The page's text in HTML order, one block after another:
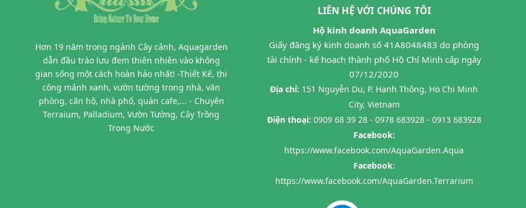
Hơn 19 năm trong ngành Cây cảnh, Aquagarden
dẫn đầu trào lưu đem thiên nhiên vào không
gian sống một cách hoàn hảo nhất! -Thiết Kế, thi
công mảnh xanh, vườn tường trong nhà, văn
phòng, căn hộ, nhà phố, quán cafe,... - Chuyên
Terraium, Palladium, Vườn Tường, Cây Trồng
Trong Nước
LIÊN HỆ VỚI CHÚNG TÔI
Hộ kinh doanh AquaGarden
Giấy đăng ký kinh doanh số 41A8048483 do phòng
tài chính - kế hoạch thành phố Hồ Chí Minh cấp ngày
07/12/2020
Địa chỉ: 151 Nguyễn Du, P. Hạnh Thông, Ho Chi Minh
City, Vietnam
Điện thoại: 0909 68 39 28 - 0978 683928 - 0913 683928
Facebook:
https://www.facebook.com/AquaGarden.Aqua
Facebook:
https://www.facebook.com/AquaGarden.Terrarium